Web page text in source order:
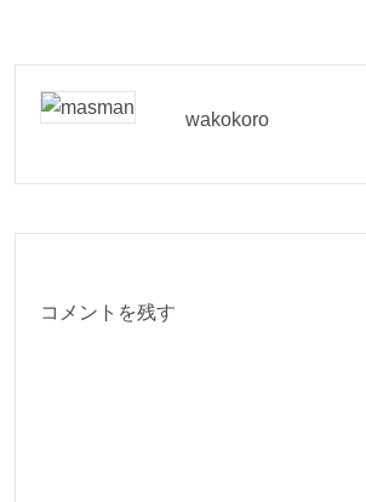
wakokoro
コメントを残す